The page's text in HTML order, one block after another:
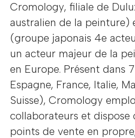
Cromology, filiale de
australien de la peinture)
(groupe japonais 4e
un acteur majeur de la
en Europe. Présent dans
Espagne, France, Italie,
Suisse), Cromology
collaborateurs et dispose
points de vente en